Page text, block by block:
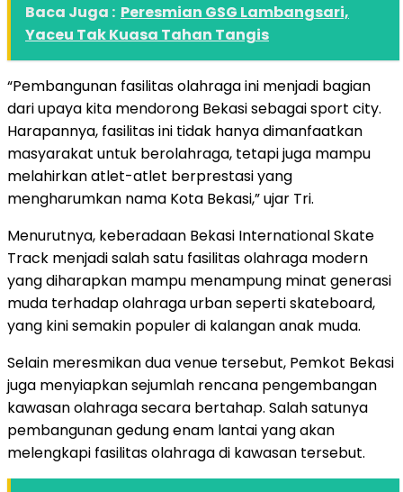
Baca Juga : Peresmian GSG Lambangsari,
Yaceu Tak Kuasa Tahan Tangis
“Pembangunan fasilitas olahraga ini menjadi bagian
dari upaya kita mendorong Bekasi sebagai sport city.
Harapannya, fasilitas ini tidak hanya dimanfaatkan
masyarakat untuk berolahraga, tetapi juga mampu
melahirkan atlet-atlet berprestasi yang
mengharumkan nama Kota Bekasi,” ujar Tri.
Menurutnya, keberadaan Bekasi International Skate
Track menjadi salah satu fasilitas olahraga modern
yang diharapkan mampu menampung minat generasi
muda terhadap olahraga urban seperti skateboard,
yang kini semakin populer di kalangan anak muda.
Selain meresmikan dua venue tersebut, Pemkot Bekasi
juga menyiapkan sejumlah rencana pengembangan
kawasan olahraga secara bertahap. Salah satunya
pembangunan gedung enam lantai yang akan
melengkapi fasilitas olahraga di kawasan tersebut.